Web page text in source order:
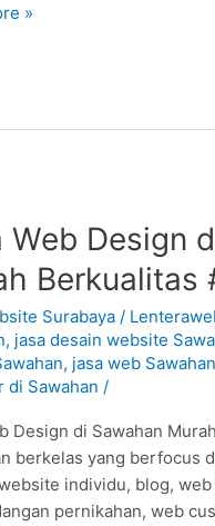
»
Web Design
Berkualitas
Surabaya /
, jasa desain website
, jasa web Sawahan
di Sawahan /
Design di Sawahan
berkelas yang berfocus
individu, blog,
pernikahan, web